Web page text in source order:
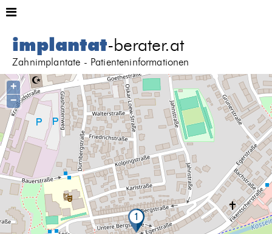
implantat-berater.at
Zahnimplantate - Patienteninformationen
+
−